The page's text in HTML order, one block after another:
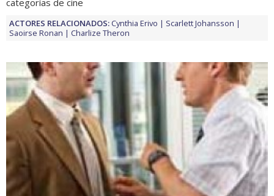
ACTORES RELACIONADOS:Cynthia Erivo
Scarlett Johansson
Saoirse Ronan
Charlize Theron